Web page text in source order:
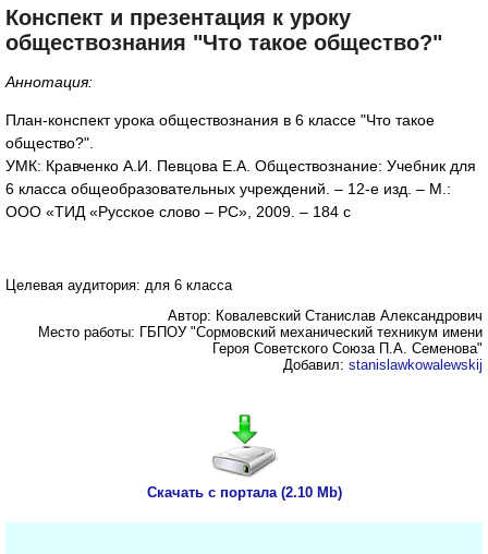
Конспект и презентация к уроку
обществознания "Что такое общество?"
Аннотация:
План-конспект урока обществознания в 6 классе "Что такое
общество?".
УМК: Кравченко А.И. Певцова Е.А. Обществознание: Учебник для
6 класса общеобразовательных учреждений. – 12-е изд. – М.:
ООО «ТИД «Русское слово – РС», 2009. – 184 с
Целевая аудитория: для 6 класса
Автор: Ковалевский Станислав Александрович
Место работы: ГБПОУ "Сормовский механический техникум имени
Героя Советского Союза П.А. Семенова"
Добавил: stanislawkowalewskij
Скачать с портала (2.10 Mb)